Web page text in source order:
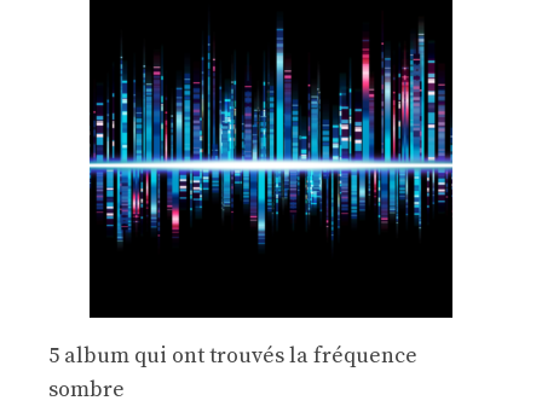
5 album qui ont trouvés la fréquence
sombre